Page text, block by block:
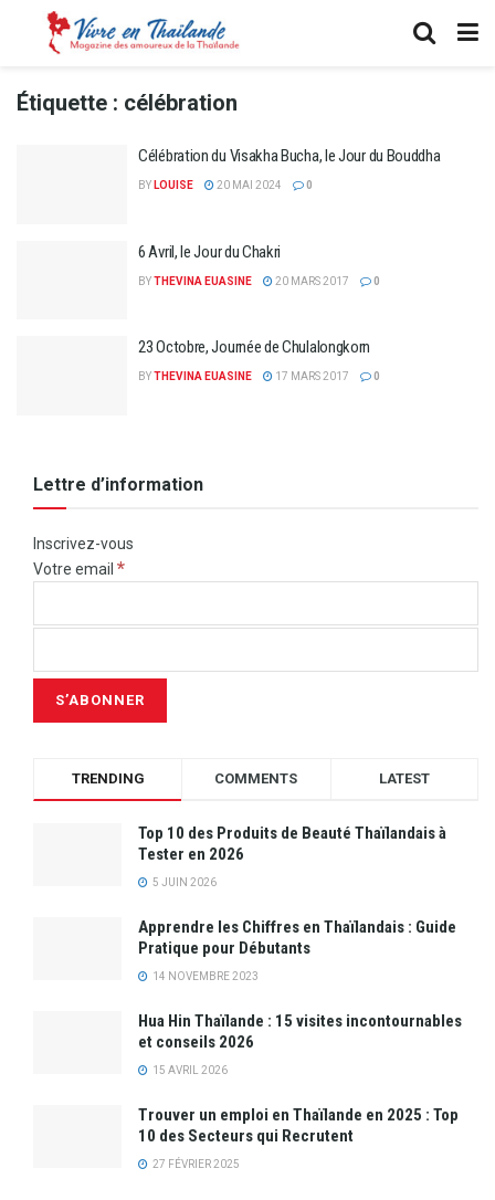
Étiquette : célébration
Célébration du Visakha Bucha, le Jour du Bouddha
BY LOUISE 20 MAI 2024 0
6 Avril, le Jour du Chakri
BYTHEVINA EUASINE 20 MARS 2017 0
23 Octobre, Journée de Chulalongkorn
BYTHEVINA EUASINE 17 MARS 2017 0
Lettre d’information
Inscrivez-vous
Votre email *
TRENDING COMMENTS LATEST
Top 10 des Produits de Beauté Thaïlandais à
Tester en 2026
5 JUIN 2026
Apprendre les Chiffres en Thaïlandais : Guide
Pratique pour Débutants
14 NOVEMBRE 2023
Hua Hin Thaïlande : 15 visites incontournables
et conseils 2026
15 AVRIL 2026
Trouver un emploi en Thaïlande en 2025 : Top
10 des Secteurs qui Recrutent
27 FÉVRIER 2025